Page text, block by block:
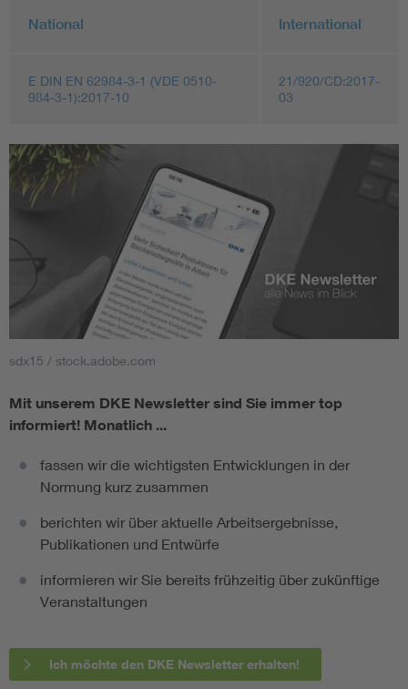
National International
E DIN EN 62984-3-1 (VDE 0510-
984-3-1):2017-10
21/920/CD:2017-
03
sdx15 / stock.adobe.com
Mit unserem DKE Newsletter sind Sie immer top
informiert! Monatlich ...
fassen wir die wichtigsten Entwicklungen in der
Normung kurz zusammen
berichten wir über aktuelle Arbeitsergebnisse,
Publikationen und Entwürfe
informieren wir Sie bereits frühzeitig über zukünftige
Veranstaltungen
Ich möchte den DKE Newsletter erhalten!